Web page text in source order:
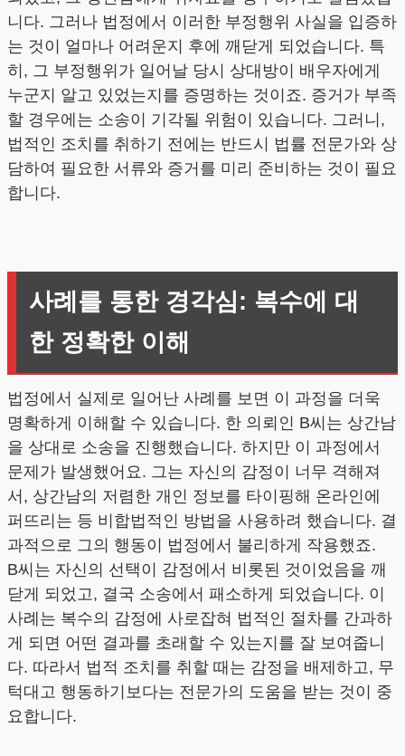
니다. 그러나 법정에서 이러한 부정행위 사실을 입증하
는 것이 얼마나 어려운지 후에 깨닫게 되었습니다. 특
히, 그 부정행위가 일어날 당시 상대방이 배우자에게
누군지 알고 있었는지를 증명하는 것이죠. 증거가 부족
할 경우에는 소송이 기각될 위험이 있습니다. 그러니,
법적인 조치를 취하기 전에는 반드시 법률 전문가와 상
담하여 필요한 서류와 증거를 미리 준비하는 것이 필요
합니다.
사례를 통한 경각심: 복수에 대
한 정확한 이해
법정에서 실제로 일어난 사례를 보면 이 과정을 더욱
명확하게 이해할 수 있습니다. 한 의뢰인 B씨는 상간남
을 상대로 소송을 진행했습니다. 하지만 이 과정에서
문제가 발생했어요. 그는 자신의 감정이 너무 격해져
서, 상간남의 저렴한 개인 정보를 타이핑해 온라인에
퍼뜨리는 등 비합법적인 방법을 사용하려 했습니다. 결
과적으로 그의 행동이 법정에서 불리하게 작용했죠.
B씨는 자신의 선택이 감정에서 비롯된 것이었음을 깨
닫게 되었고, 결국 소송에서 패소하게 되었습니다. 이
사례는 복수의 감정에 사로잡혀 법적인 절차를 간과하
게 되면 어떤 결과를 초래할 수 있는지를 잘 보여줍니
다. 따라서 법적 조치를 취할 때는 감정을 배제하고, 무
턱대고 행동하기보다는 전문가의 도움을 받는 것이 중
요합니다.